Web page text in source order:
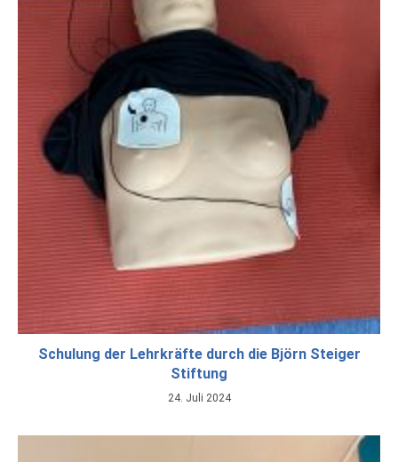
Schulung der Lehrkräfte durch die Björn Steiger
Stiftung
24. Juli 2024